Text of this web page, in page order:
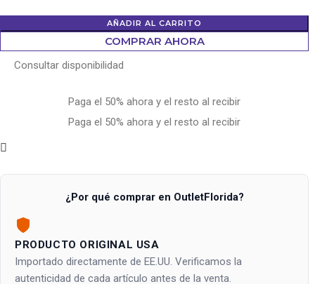
AÑADIR AL CARRITO
COMPRAR AHORA
Consultar disponibilidad
Paga el 50% ahora y el resto al recibir
Paga el 50% ahora y el resto al recibir
¿Por qué comprar en OutletFlorida?
PRODUCTO ORIGINAL USA
Importado directamente de EE.UU. Verificamos la
autenticidad de cada artículo antes de la venta.